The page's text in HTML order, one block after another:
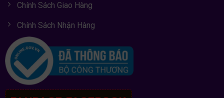
Chính Sách Giao Hàng
Chính Sách Nhận Hàng